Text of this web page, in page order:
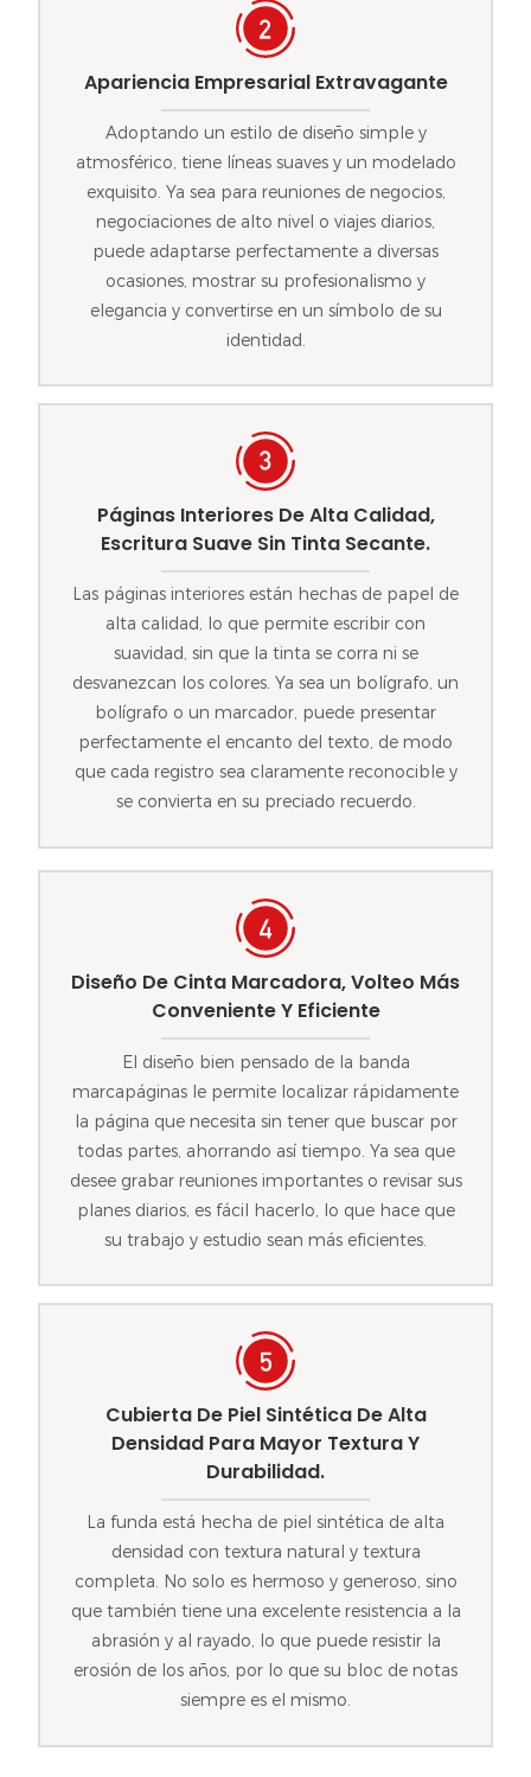
Apariencia Empresarial Extravagante
Adoptando un estilo de diseño simple y
atmosférico, tiene líneas suaves y un modelado
exquisito. Ya sea para reuniones de negocios,
negociaciones de alto nivel o viajes diarios,
puede adaptarse perfectamente a diversas
ocasiones, mostrar su profesionalismo y
elegancia y convertirse en un símbolo de su
identidad.
Páginas Interiores De Alta Calidad,
Escritura Suave Sin Tinta Secante.
Las páginas interiores están hechas de papel de
alta calidad, lo que permite escribir con
suavidad, sin que la tinta se corra ni se
desvanezcan los colores. Ya sea un bolígrafo, un
bolígrafo o un marcador, puede presentar
perfectamente el encanto del texto, de modo
que cada registro sea claramente reconocible y
se convierta en su preciado recuerdo.
Diseño De Cinta Marcadora, Volteo Más
Conveniente Y Eficiente
El diseño bien pensado de la banda
marcapáginas le permite localizar rápidamente
la página que necesita sin tener que buscar por
todas partes, ahorrando así tiempo. Ya sea que
desee grabar reuniones importantes o revisar sus
planes diarios, es fácil hacerlo, lo que hace que
su trabajo y estudio sean más eficientes.
Cubierta De Piel Sintética De Alta
Densidad Para Mayor Textura Y
Durabilidad.
La funda está hecha de piel sintética de alta
densidad con textura natural y textura
completa. No solo es hermoso y generoso, sino
que también tiene una excelente resistencia a la
abrasión y al rayado, lo que puede resistir la
erosión de los años, por lo que su bloc de notas
siempre es el mismo.